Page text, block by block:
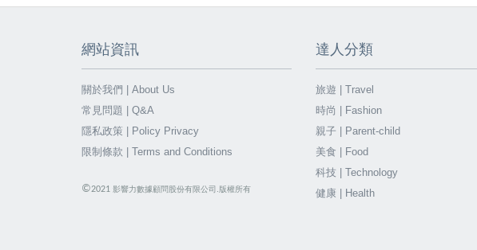
網站資訊
關於我們 | About Us
常見問題 | Q&A
隱私政策 | Policy Privacy
限制條款 | Terms and Conditions
©2021 影響力數據顧問股份有限公司.版權所有
達人分類
旅遊 | Travel
時尚 | Fashion
親子 | Parent-child
美食 | Food
科技 | Technology
健康 | Health